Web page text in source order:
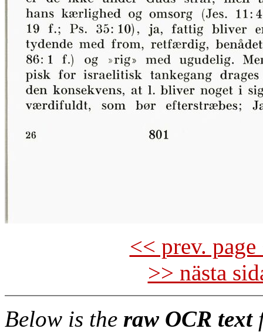
<< prev.
>> nästa
Below is the raw OCR text